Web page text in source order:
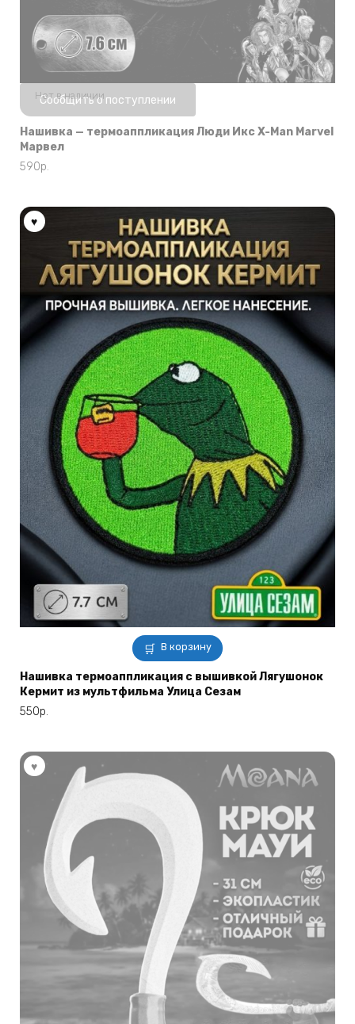
Нет в наличии
Сообщить о поступлении
Нашивка — термоаппликация Люди Икс X-Man Marvel
Марвел
590р.
В корзину
Нашивка термоаппликация с вышивкой Лягушонок
Кермит из мультфильма Улица Сезам
550р.